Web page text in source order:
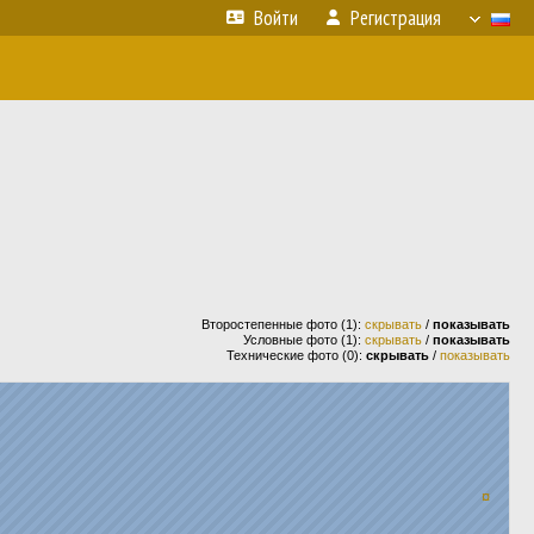
Войти Регистрация
Второстепенные фото (1): скрывать / показывать
Условные фото (1): скрывать / показывать
Технические фото (0): скрывать / показывать
¤